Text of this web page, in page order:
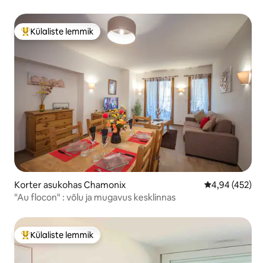
Külaliste suur lemmik
Külaliste lemmik
Korter asukohas Chamonix Keskmine
4,94 (452)
"Au flocon" : võlu ja mugavus kesklinnas
Külaliste suur lemmik
Külaliste lemmik